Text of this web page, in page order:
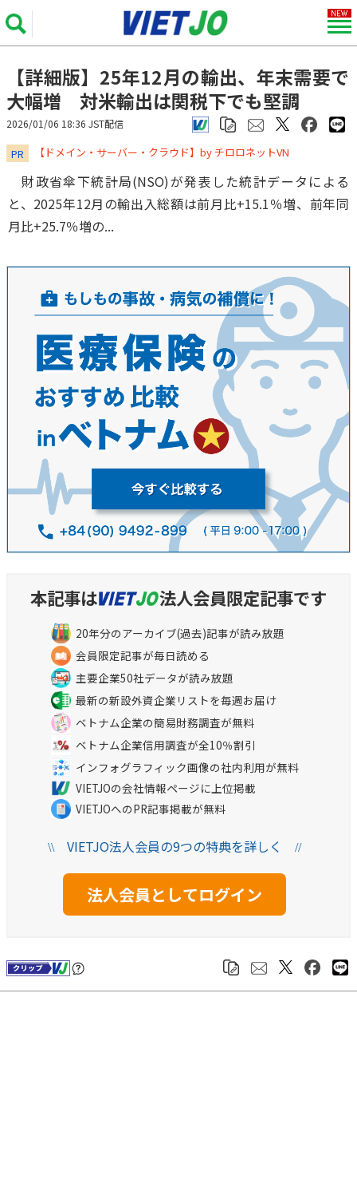
【詳細版】25年12月の輸出、年末需要で
大幅増 対米輸出は関税下でも堅調
2026/01/06 18:36 JST配信
PR ​​​​​​​【ドメイン・サーバー・クラウド】by チロロネットVN
財政省傘下統計局(NSO)が発表した統計データによる
と、2025年12月の輸出入総額は前月比+15.1％増、前年同
月比+25.7％増の...
本記事は 法人会員限定記事です
20年分のアーカイブ(過去)記事が読み放題
会員限定記事が毎日読める
主要企業50社データが読み放題
最新の新設外資企業リストを毎週お届け
ベトナム企業の簡易財務調査が無料
ベトナム企業信用調査が全10％割引
インフォグラフィック画像の社内利用が無料
VIETJOの会社情報ページに上位掲載
VIETJOへのPR記事掲載が無料
\\VIETJO法人会員の9つの特典を詳しく //